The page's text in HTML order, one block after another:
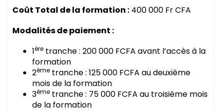
Coût Total de la formation : 400 000 Fr CFA
Modalités de paiement :
1ère tranche : 200 000 FCFA avant l’accès à la
formation
2ème tranche : 125 000 FCFA au deuxième
mois de la formation
3ème tranche : 75 000 FCFA au troisième mois
de la formation